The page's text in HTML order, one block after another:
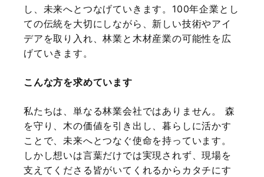
し、未来へとつなげていきます。100年企業とし
ての伝統を大切にしながら、新しい技術やアイ
デアを取り入れ、林業と木材産業の可能性を広
げていきます。
こんな方を求めています
私たちは、単なる林業会社ではありません。 森
を守り、木の価値を引き出し、暮らしに活かす
ことで、未来へとつなぐ使命を持っています。
しかし想いは言葉だけでは実現されず、現場を
支えてくださる皆がいてくれるからカタチにす